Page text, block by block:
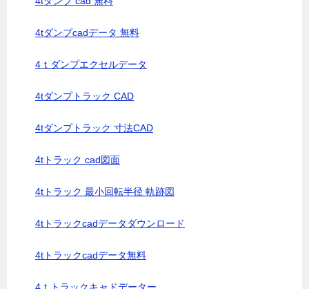
4tダンプcadデータ 無料
4ｔダンプエクセルデータ
4tダンプトラック CAD
4tダンプトラック 寸法CAD
4tトラック cad図面
4tトラック 最小回転半径 軌跡図
4tトラックcadデータダウンロード
4tトラックcadデータ無料